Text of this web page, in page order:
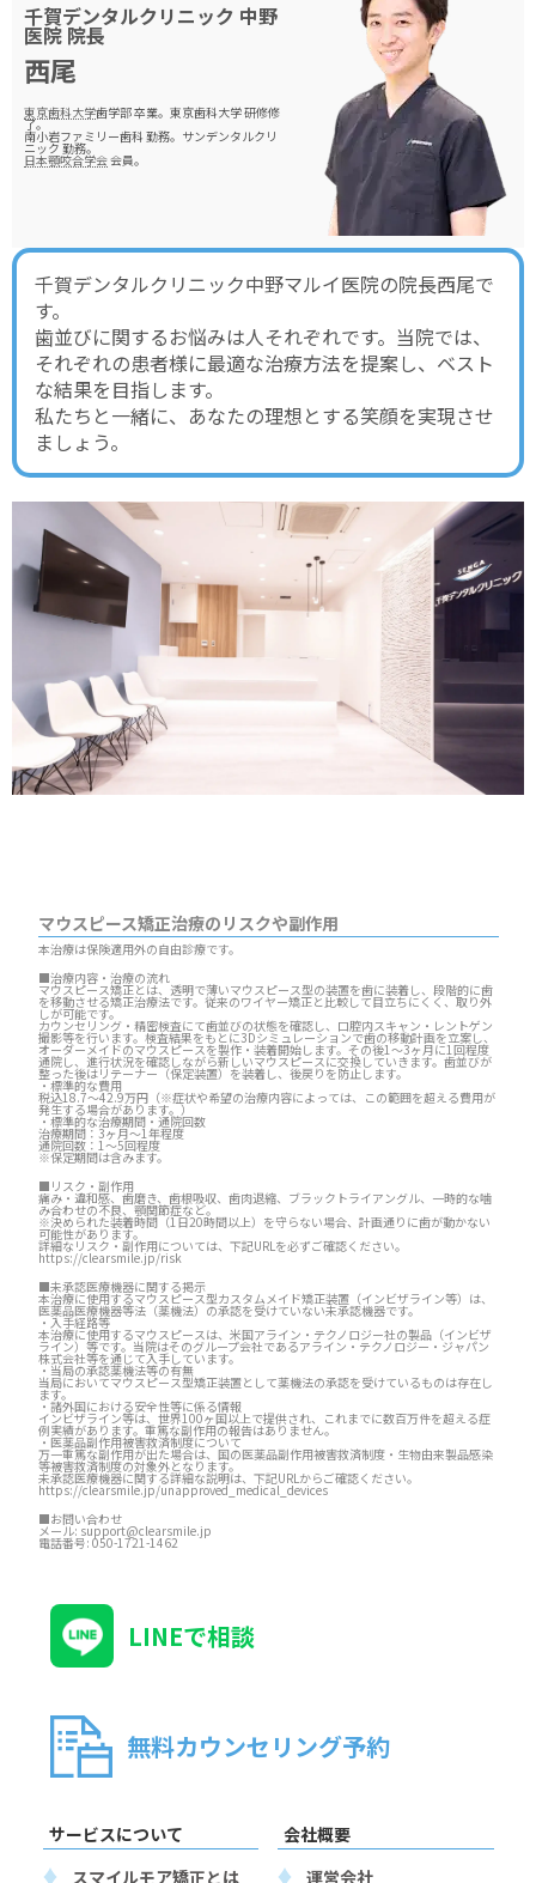
千賀デンタルクリニック 中野
医院 院長
西尾
東京歯科大学歯学部 卒業。東京歯科大学 研修修
了。
南小岩ファミリー歯科 勤務。サンデンタルクリ
ニック 勤務。
日本顎咬合学会会員。
千賀デンタルクリニック中野マルイ医院の院長西尾で
す。
歯並びに関するお悩みは人それぞれです。当院では、
それぞれの患者様に最適な治療方法を提案し、ベスト
な結果を目指します。
私たちと一緒に、あなたの理想とする笑顔を実現させ
ましょう。
マウスピース矯正治療のリスクや副作用
本治療は保険適用外の自由診療です。
■治療内容・治療の流れ
マウスピース矯正とは、透明で薄いマウスピース型の装置を歯に装着し、段階的に歯
を移動させる矯正治療法です。従来のワイヤー矯正と比較して目立ちにくく、取り外
しが可能です。
カウンセリング・精密検査にて歯並びの状態を確認し、口腔内スキャン・レントゲン
撮影等を行います。検査結果をもとに3Dシミュレーションで歯の移動計画を立案し、
オーダーメイドのマウスピースを製作・装着開始します。その後1～3ヶ月に1回程度
通院し、進行状況を確認しながら新しいマウスピースに交換していきます。歯並びが
整った後はリテーナー（保定装置）を装着し、後戻りを防止します。
・標準的な費用
税込18.7～42.9万円（※症状や希望の治療内容によっては、この範囲を超える費用が
発生する場合があります。）
・標準的な治療期間・通院回数
治療期間：3ヶ月～1年程度
通院回数：1～5回程度
※保定期間は含みます。
■リスク・副作用
痛み・違和感、歯磨き、歯根吸収、歯肉退縮、ブラックトライアングル、一時的な噛
み合わせの不良、顎関節症など。
※決められた装着時間（1日20時間以上）を守らない場合、計画通りに歯が動かない
可能性があります。
詳細なリスク・副作用については、下記URLを必ずご確認ください。
https://clearsmile.jp/risk
■未承認医療機器に関する掲示
本治療に使用するマウスピース型カスタムメイド矯正装置（インビザライン等）は、
医薬品医療機器等法（薬機法）の承認を受けていない未承認機器です。
・入手経路等
本治療に使用するマウスピースは、米国アライン・テクノロジー社の製品（インビザ
ライン）等です。当院はそのグループ会社であるアライン・テクノロジー・ジャパン
株式会社等を通じて入手しています。
・当局の承認薬機法等の有無
当局においてマウスピース型矯正装置として薬機法の承認を受けているものは存在し
ます。
・諸外国における安全性等に係る情報
インビザライン等は、世界100ヶ国以上で提供され、これまでに数百万件を超える症
例実績があります。重篤な副作用の報告はありません。
・医薬品副作用被害救済制度について
万一重篤な副作用が出た場合は、国の医薬品副作用被害救済制度・生物由来製品感染
等被害救済制度の対象外となります。
未承認医療機器に関する詳細な説明は、下記URLからご確認ください。
https://clearsmile.jp/unapproved_medical_devices
■お問い合わせ
メール: support@clearsmile.jp
電話番号: 050-1721-1462
LINEで相談
無料カウンセリング予約
サービスについて
スマイルモア矯正とは
会社概要
運営会社